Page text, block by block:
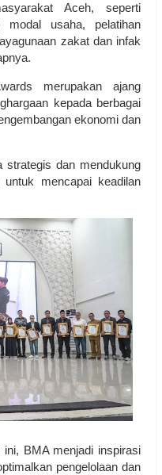
Aceh, seperti
modal usaha, pelatihan
zakat dan infak
merupakan ajang
kepada berbagai
ekonomi dan
strategis dan mendukung
untuk mencapai keadilan
ini, BMA menjadi inspirasi
pengelolaan dan